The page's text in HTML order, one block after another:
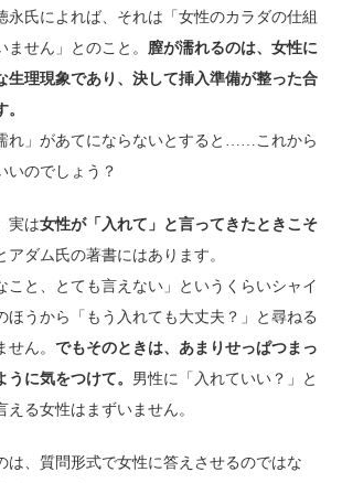
氏によれば、それは「女性のカラダの仕組
せん」とのこと。 膣が濡れるのは、女性に
生理現象であり、決して挿入準備が整った合
れ」があてにならないとすると……これから
いのでしょう？
実は女性が「入れて」と言ってきたときこそ
アダム氏の著書にはあります。
こと、とても言えない」というくらいシャイ
ほうから「もう入れても大丈夫？」と尋ねる
ん。 でもそのときは、あまりせっぱつまっ
に気をつけて。 男性に「入れていい？」と
える女性はまずいません。
、質問形式で女性に答えさせるのではな